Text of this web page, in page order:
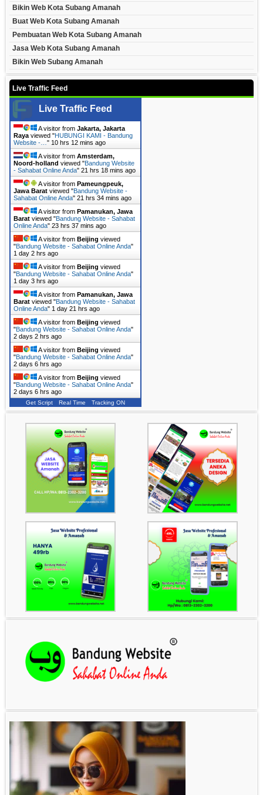
Bikin Web Kota Subang Amanah
Buat Web Kota Subang Amanah
Pembuatan Web Kota Subang Amanah
Jasa Web Kota Subang Amanah
Bikin Web Subang Amanah
Live Traffic Feed
Live Traffic Feed
A visitor from Jakarta, Jakarta
Raya viewed "HUBUNGI KAMI - Bandung
Website -… " 10 hrs 12 mins ago
A visitor from Amsterdam,
Noord-holland viewed "Bandung Website
- Sahabat Online Anda" 21 hrs 18 mins ago
A visitor from Pameungpeuk,
Jawa Barat viewed "Bandung Website -
Sahabat Online Anda" 21 hrs 34 mins ago
A visitor from Pamanukan, Jawa
Barat viewed "Bandung Website - Sahabat
Online Anda" 23 hrs 37 mins ago
A visitor from Beijing viewed
"Bandung Website - Sahabat Online Anda"
1 day 2 hrs ago
A visitor from Beijing viewed
"Bandung Website - Sahabat Online Anda"
1 day 3 hrs ago
A visitor from Pamanukan, Jawa
Barat viewed "Bandung Website - Sahabat
Online Anda" 1 day 21 hrs ago
A visitor from Beijing viewed
"Bandung Website - Sahabat Online Anda"
2 days 2 hrs ago
A visitor from Beijing viewed
"Bandung Website - Sahabat Online Anda"
2 days 6 hrs ago
A visitor from Beijing viewed
"Bandung Website - Sahabat Online Anda"
2 days 6 hrs ago
Get Script Real Time Tracking ON